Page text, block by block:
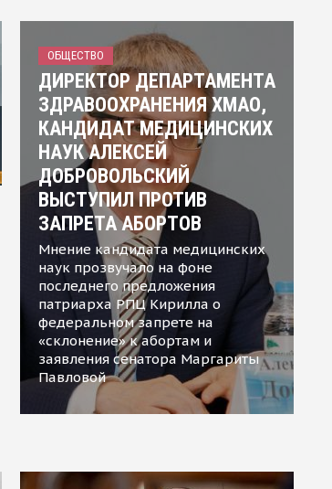
ОБЩЕСТВО
ДИРЕКТОР ДЕПАРТАМЕНТА
ЗДРАВООХРАНЕНИЯ ХМАО,
КАНДИДАТ МЕДИЦИНСКИХ
НАУК АЛЕКСЕЙ
ДОБРОВОЛЬСКИЙ
ВЫСТУПИЛ ПРОТИВ
ЗАПРЕТА АБОРТОВ
Мнение кандидата медицинских
наук прозвучало на фоне
последнего предложения
патриарха РПЦ Кирилла о
федеральном запрете на
«склонение» к абортам и
заявления сенатора Маргариты
Павловой